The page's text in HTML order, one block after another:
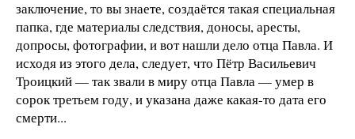
заключение, то вы знаете, создаётся такая специальная
папка, где материалы следствия, доносы, аресты,
допросы, фотографии, и вот нашли дело отца Павла. И
исходя из этого дела, следует, что Пётр Васильевич
Троицкий — так звали в миру отца Павла — умер в
сорок третьем году, и указана даже какая-то дата его
смерти...